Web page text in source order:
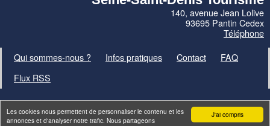
J'ai compris
Les cookies nous permettent de personnaliser le contenu et les
annonces et d'analyser notre trafic. Nous partageons
140, avenue Jean Lolive
93695 Pantin Cedex
Téléphone
Qui sommes-nous ?
Infos pratiques Contact
FAQ
Flux RSS